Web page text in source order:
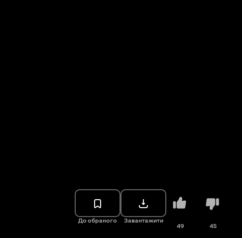
До обраного Завантажити
49 45